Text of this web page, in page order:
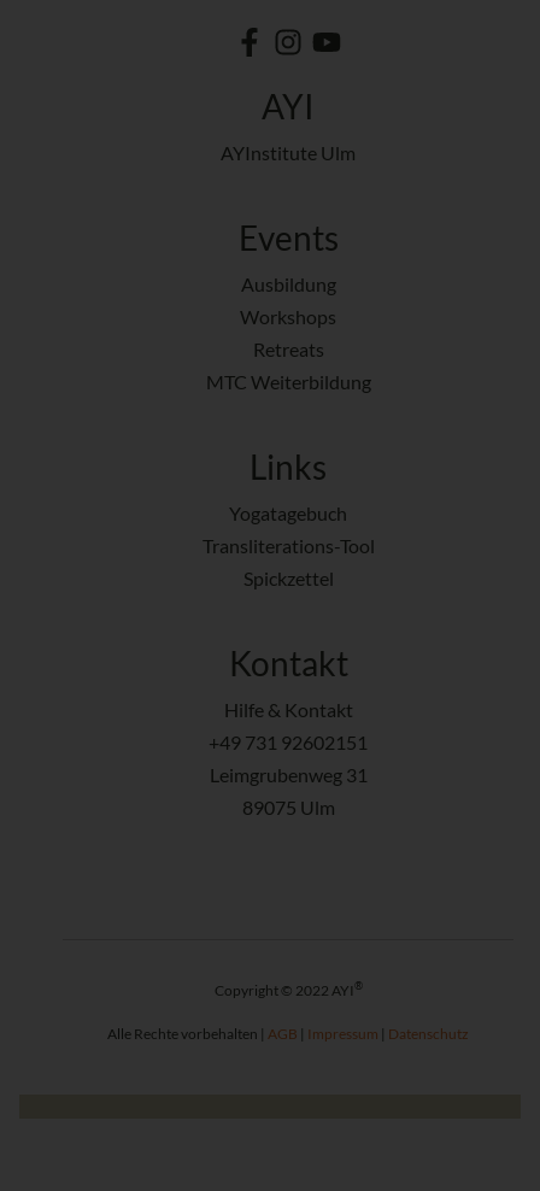
AYI
AYInstitute Ulm
Events
Ausbildung
Workshops
Retreats
MTC Weiterbildung
Links
Yogatagebuch
Transliterations-Tool
Spickzettel
Kontakt
Hilfe & Kontakt
+49 731 92602151
Leimgrubenweg 31
89075 Ulm
Copyright © 2022 AYI ®
Alle Rechte vorbehalten | AGB | Impressum | Datenschutz